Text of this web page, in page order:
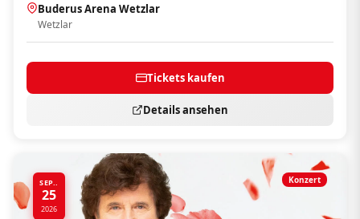
Buderus Arena Wetzlar
Wetzlar
Tickets kaufen
Details ansehen
SEP..
25
2026
Konzert